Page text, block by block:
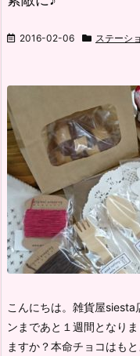
2016-02-06 ステーシ
こんにちは。雑貨屋siesta
ンまであと１週間となりま
ますか？本命チョコはも